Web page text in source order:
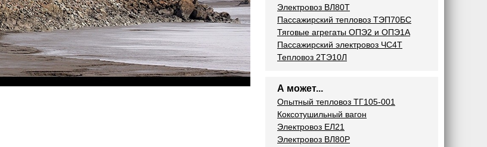
Электровоз ВЛ80Т
Пассажирский тепловоз ТЭП70БС
Тяговые агрегаты ОПЭ2 и ОПЭ1А
Пассажирский электровоз ЧС4Т
Тепловоз 2ТЭ10Л
А может...
Опытный тепловоз ТГ105-001
Коксотушильный вагон
Электровоз ЕЛ21
Электровоз ВЛ80Р